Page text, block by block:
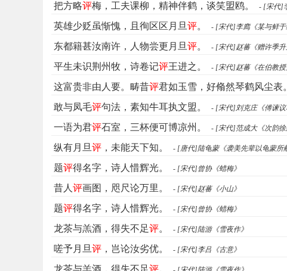
把方略评梅，工夫课柳，精神伴鹤，谈笑盟鸥。 - [宋代]
英雄少贬虽惭愧，且徇区区月旦评。 - [宋代]李廌《某与鲜于
东都籍甚汝南许，人物尝更月旦评。 - [宋代]赵蕃《赠许季升
平生未识荆州牧，诗卷记评王进之。 - [宋代]赵蕃《在伯教授
这富贵非由人要。畴昔评君如玉雪，好翛然琴鹤风尘表。
敢与凤毛评句法，素知牛耳执文盟。 - [宋代]刘克庄《傅谏议
一语为君评石室，三杯便可博凉州。 - [宋代]范成大《次韵徐
纵有月旦评 ，未能天下知。 - [唐代]陆龟蒙《袭美先辈以龟蒙所
题评得名字，诗人惜辉光。 - [宋代]曾协《蜡梅》
昔人 评画图，咫尺论万里。 - [宋代]赵蕃《小山》
题评得名字，诗人惜辉光。 - [宋代]曾协《蜡梅》
龙茶与羔酒，得失不足评。 - [宋代]陆游《雪夜作》
嗟予月旦评 ，岂论汝劣优。 - [宋代]李吕《古意》